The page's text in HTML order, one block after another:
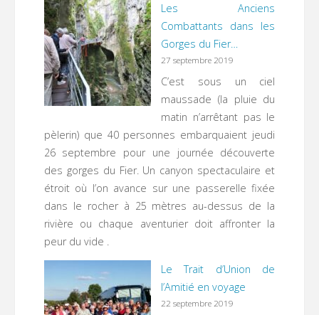
Les Anciens
Combattants dans les
Gorges du Fier…
27 septembre 2019
C’est sous un ciel
maussade (la pluie du
matin n’arrêtant pas le
pèlerin) que 40 personnes embarquaient jeudi
26 septembre pour une journée découverte
des gorges du Fier. Un canyon spectaculaire et
étroit où l’on avance sur une passerelle fixée
dans le rocher à 25 mètres au-dessus de la
rivière ou chaque aventurier doit affronter la
peur du vide .
Le Trait d’Union de
l’Amitié en voyage
22 septembre 2019